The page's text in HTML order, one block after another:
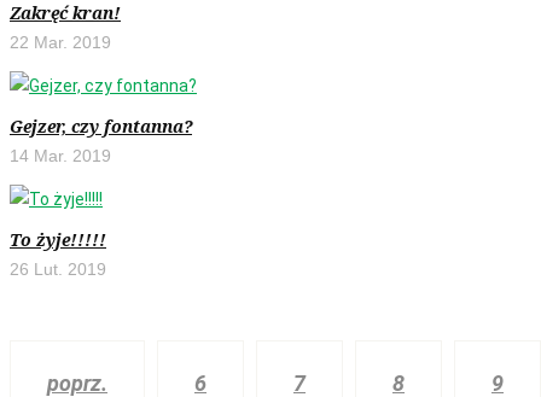
Zakręć kran!
22 Mar. 2019
Gejzer, czy fontanna?
14 Mar. 2019
To żyje!!!!!
26 Lut. 2019
poprz. 6 7 8 9